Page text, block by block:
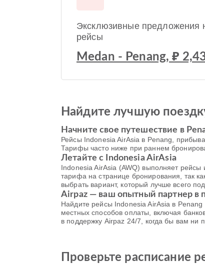
Эксклюзивные предложения
рейсы
Medan - Penang, ₽
Найдите лучшую
Начните свое путешествие в
Рейсы Indonesia AirAsia в Penang,
Тарифы часто ниже при раннем
Летайте с Indonesia AirAsia
Indonesia AirAsia (AWQ) выполняет рейсы
тарифа на странице бронирования, так
выбрать вариант, который лучше всего
Airpaz — ваш опытный партнер в
Найдите рейсы Indonesia AirAsia в
местных способов оплаты, включая
в поддержку Airpaz 24/7, когда бы вам ни
Проверьте расписание